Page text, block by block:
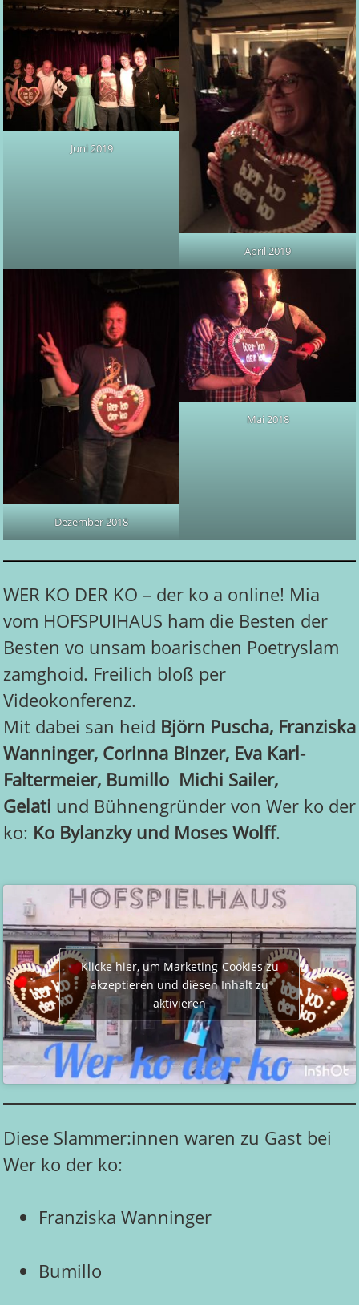
Juni 2019
April 2019
Dezember 2018
Mai 2018
WER KO DER KO – der ko a online! Mia
vom HOFSPUIHAUS ham die Besten der
Besten vo unsam boarischen Poetryslam
zamghoid. Freilich bloß per
Videokonferenz.
Mit dabei san heid Björn Puscha, Franziska
Wanninger, Corinna Binzer, Eva Karl-
Faltermeier, Bumillo Michi Sailer,
Gelati und Bühnengründer von Wer ko der
ko: Ko Bylanzky und Moses Wolff.
Klicke hier, um Marketing-Cookies zu
akzeptieren und diesen Inhalt zu
aktivieren
Diese Slammer:innen waren zu Gast bei
Wer ko der ko:
Franziska Wanninger
Bumillo